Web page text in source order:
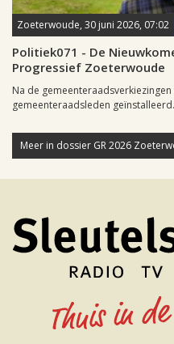
Zoeterwoude, 30 juni 2026, 07:02
Politiek071 - De
Progressief Zoeterwoude
Na de
gemeenteraadsleden
Meer in dossier GR 2026